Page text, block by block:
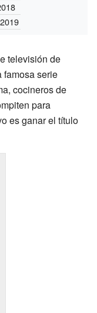
televisión de
famosa serie
cocineros de
para
es ganar el título